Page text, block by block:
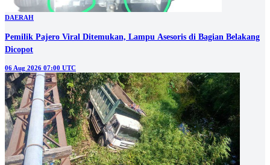
DAERAH
Pemilik Pajero Viral Ditemukan, Lampu Asesoris di Bagian Belakang
Dicopot
06 Aug 2026 07:00 UTC